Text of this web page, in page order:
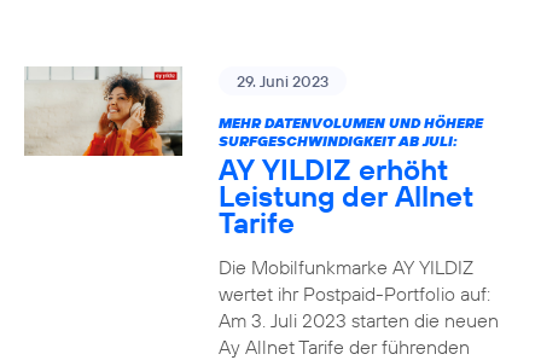
29. Juni 2023
MEHR DATENVOLUMEN UND HÖHERE
SURFGESCHWINDIGKEIT AB JULI:
AY YILDIZ erhöht
Leistung der Allnet
Tarife
Die Mobilfunkmarke AY YILDIZ
wertet ihr Postpaid-Portfolio auf:
Am 3. Juli 2023 starten die neuen
Ay Allnet Tarife der führenden